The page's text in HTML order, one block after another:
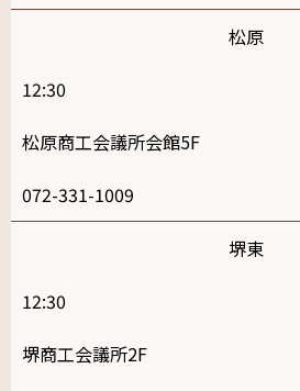
松原
12:30
松原商工会議所会館5F
072-331-1009
堺東
12:30
堺商工会議所2F